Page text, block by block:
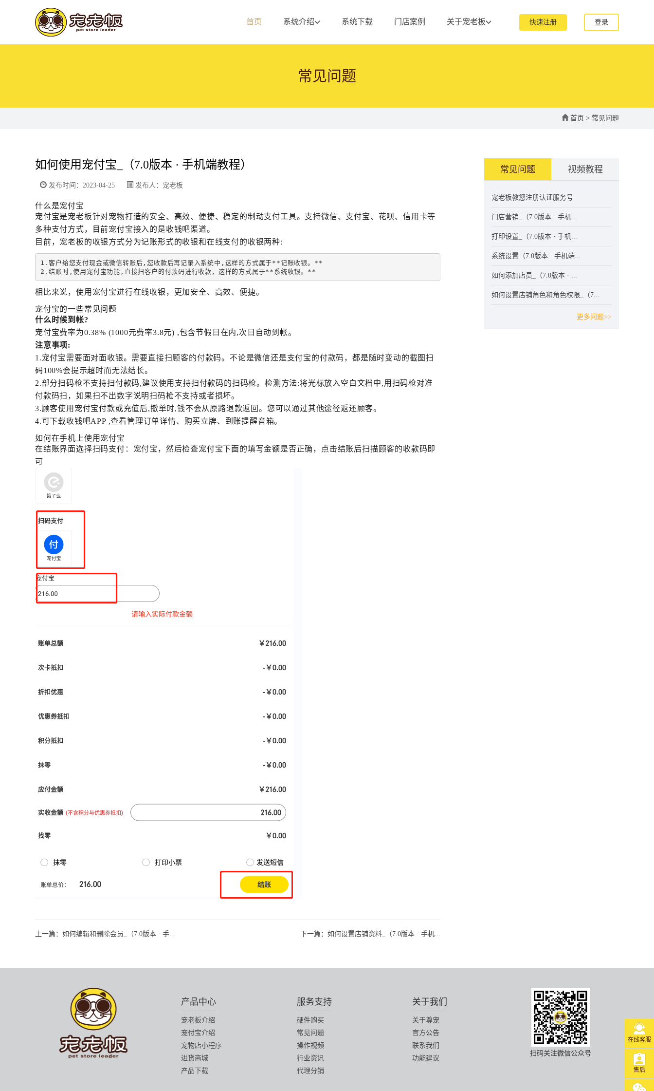
首页 系统介绍 系统下载 门店案例 关于宠老板 快速注册 登录
常见问题
首页 > 常见问题
如何使用宠付宝_（7.0版本 · 手机端教程）
发布时间：2023-04-25 发布人：宠老板
什么是宠付宝
宠付宝是宠老板针对宠物打造的安全、高效、便捷、稳定的制动支付工具。支持微信、支付宝、花呗、信用卡等
多种支付方式，目前宠付宝接入的是收钱吧渠道。
目前，宠老板的收银方式分为记账形式的收银和在线支付的收银两种:
1.客户给您支付现金或微信转账后,您收款后再记录入系统中,这样的方式属于**记账收银。**
2.结账时,使用宠付宝功能,直接扫客户的付款码进行收款，这样的方式属于**系统收银。**
相比来说，使用宠付宝进行在线收银，更加安全、高效、便捷。
宠付宝的一些常见问题
什么时候到帐?
宠付宝费率为0.38% (1000元费率3.8元) ,包含节假日在内,次日自动到帐。
注意事项:
1.宠付宝需要面对面收银。需要直接扫顾客的付款码。不论是微信还是支付宝的付款码，都是随时变动的截图扫
码100%会提示超时而无法结长。
2.部分扫码枪不支持扫付款码,建议使用支持扫付款码的扫码枪。检测方法:将光标放入空白文档中,用扫码枪对准
付款码扫，如果扫不出数字说明扫码枪不支持或者损坏。
3.顾客使用宠付宝付款或充值后,撤单时,钱不会从原路退款返回。您可以通过其他途径返还顾客。
4.可下载收钱吧APP ,查看管理订单详情、购买立牌、到账提醒音箱。
如何在手机上使用宠付宝
在结账界面选择扫码支付：宠付宝，然后检查宠付宝下面的填写金额是否正确，点击结账后扫描顾客的收款码即
可
上一篇： 如何编辑和删除会员_（7.0版本 · 手... 下一篇： 如何设置店铺资料_（7.0版本 · 手机...
常见问题 视频教程
宠老板教您注册认证服务号
门店营销_（7.0版本 · 手机...
打印设置_（7.0版本 · 手机...
系统设置（7.0版本 · 手机端...
如何添加店员_（7.0版本 · ...
如何设置店铺角色和角色权限_（7...
更多问题>>
产品中心
宠老板介绍
宠付宝介绍
宠物店小程序
进货商城
产品下载
服务支持
硬件购买
常见问题
操作视频
行业资讯
代理分销
关于我们
关于尊宠
官方公告
联系我们
功能建议
扫码关注微信公众号
在线客服
售后